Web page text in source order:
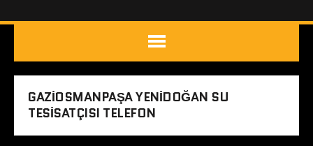
GAZIOSMANPAŞA YENIDOĞAN SU
TESISATÇISI TELEFON